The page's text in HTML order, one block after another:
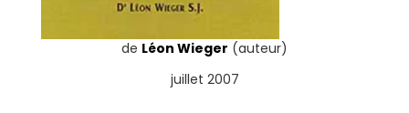
de Léon Wieger (auteur)
juillet 2007